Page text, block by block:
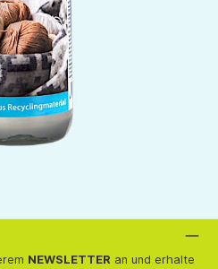
NEWSLETTER an und erhalte